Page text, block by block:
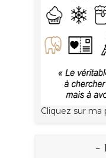
Cliquez sur ma
-